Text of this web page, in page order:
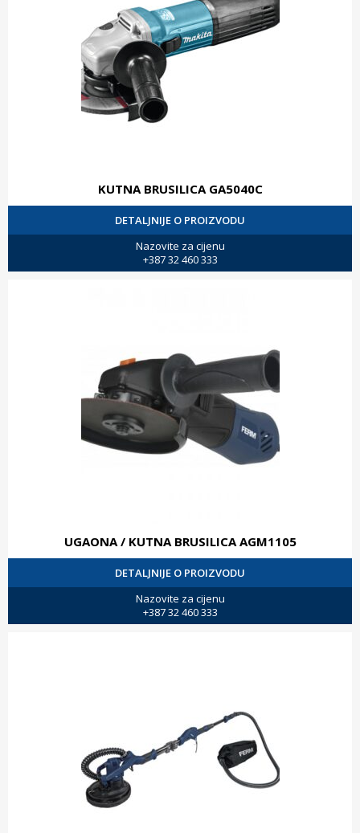
KUTNA BRUSILICA GA5040C
DETALJNIJE O PROIZVODU
Nazovite za cijenu
+387 32 460 333
UGAONA / KUTNA BRUSILICA AGM1105
DETALJNIJE O PROIZVODU
Nazovite za cijenu
+387 32 460 333